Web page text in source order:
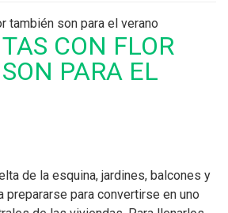
CON FLOR
PARA EL
de la esquina, jardines, balcones y
prepararse para convertirse en uno